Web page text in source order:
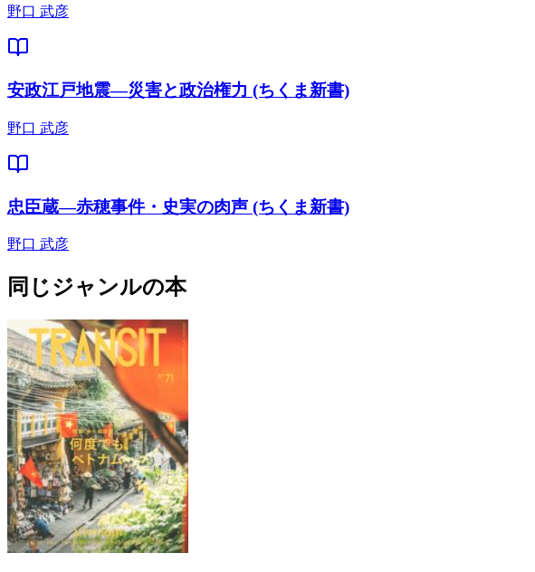
野口 武彦
安政江戸地震―災害と政治権力 (ちくま新書)
野口 武彦
忠臣蔵―赤穂事件・史実の肉声 (ちくま新書)
野口 武彦
同じジャンルの本